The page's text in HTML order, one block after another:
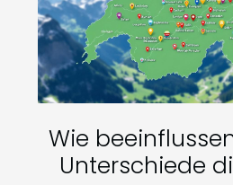
Wie
Unterschiede